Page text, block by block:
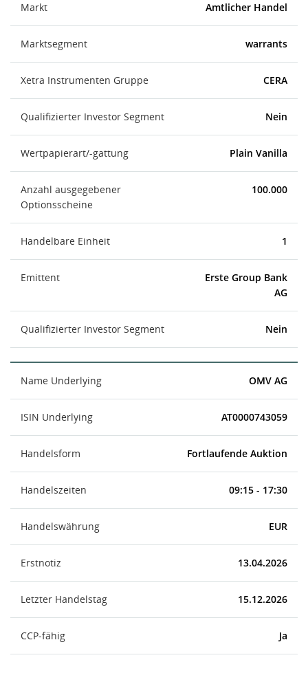
Markt Amtlicher Handel
Marktsegment warrants
Xetra Instrumenten Gruppe CERA
Qualifizierter Investor Segment Nein
Wertpapierart/-gattung Plain Vanilla
Anzahl ausgegebener
Optionsscheine
100.000
Handelbare Einheit 1
Emittent
Erste Group Bank
AG
Qualifizierter Investor Segment Nein
Name Underlying OMV AG
ISIN Underlying AT0000743059
Handelsform Fortlaufende Auktion
Handelszeiten 09:15 - 17:30
Handelswährung EUR
Erstnotiz 13.04.2026
Letzter Handelstag 15.12.2026
CCP-fähig Ja